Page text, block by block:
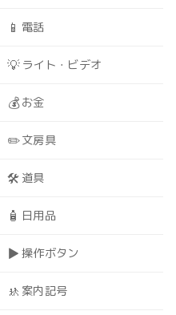
📱 電話
💡 ライト・ビデオ
💰お金
✏️文房具
🛠️ 道具
🧴 日用品
▶️ 操作ボタン
🚸 案内記号